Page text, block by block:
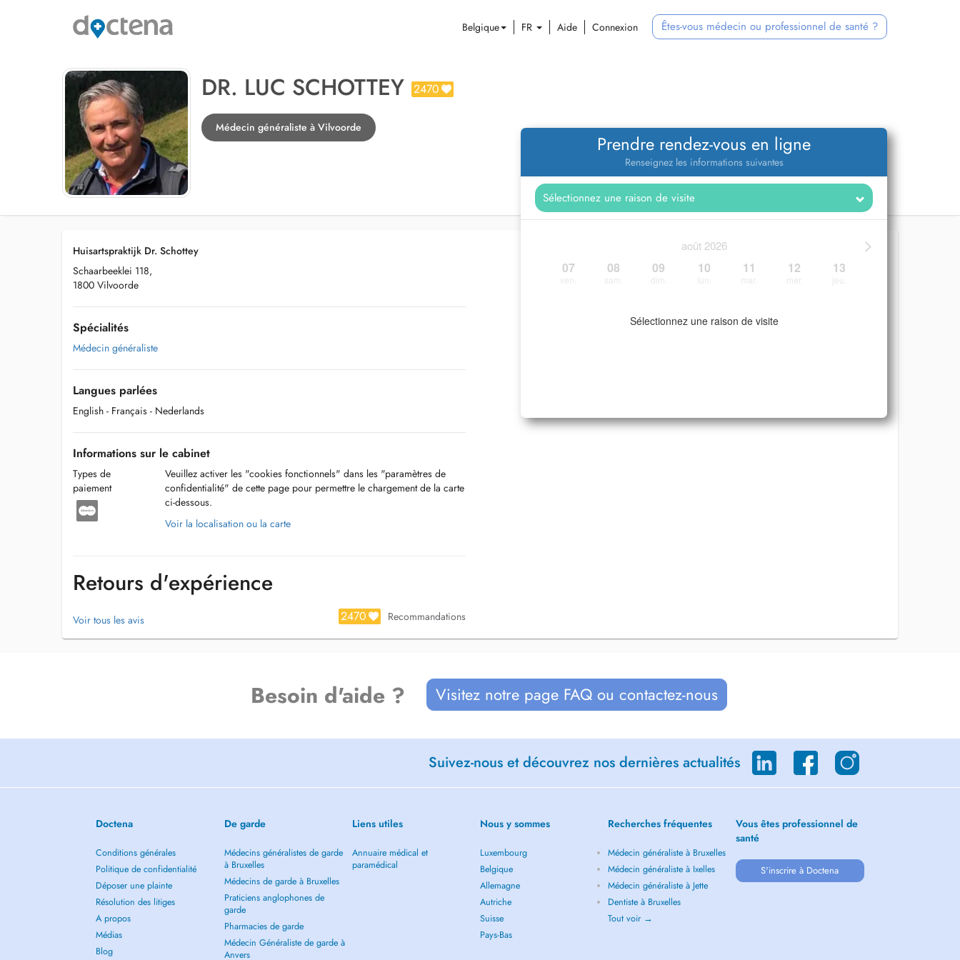
Belgique FR Aide Connexion Êtes-vous médecin ou professionnel de santé ?
DR. LUC SCHOTTEY 2470
Médecin généraliste à Vilvoorde
Prendre rendez-vous en ligne
Renseignez les informations suivantes
>
août 2026
07 08 09 10 11 12 13
Sélectionnez une raison de visite
Huisartspraktijk Dr. Schottey
Schaarbeeklei 118,
1800 Vilvoorde
Spécialités
Médecin généraliste
Langues parlées
English - Français - Nederlands
Informations sur le cabinet
Types de
paiement
Veuillez activer les "cookies fonctionnels" dans les "paramètres de
confidentialité" de cette page pour permettre le chargement de la carte
ci-dessous.
Voir la localisation ou la carte
Retours d'expérience
Voir tous les avis 2470 Recommandations
Besoin d'aide ? Visitez notre page FAQ ou contactez-nous
Suivez-nous et découvrez nos dernières actualités
Doctena
Conditions générales
Politique de confidentialité
Déposer une plainte
Résolution des litiges
A propos
Médias
Blog
De garde
Médecins généralistes de garde
à Bruxelles
Médecins de garde à Bruxelles
Praticiens anglophones de
garde
Pharmacies de garde
Médecin Généraliste de garde à
Anvers
Liens utiles
Annuaire médical et
paramédical
Nous y sommes
Luxembourg
Belgique
Allemagne
Autriche
Suisse
Pays-Bas
Recherches fréquentes
Médecin généraliste à Bruxelles
Médecin généraliste à Ixelles
Médecin généraliste à Jette
Dentiste à Bruxelles
Tout voir →
Vous êtes professionnel de
santé
S'inscrire à Doctena